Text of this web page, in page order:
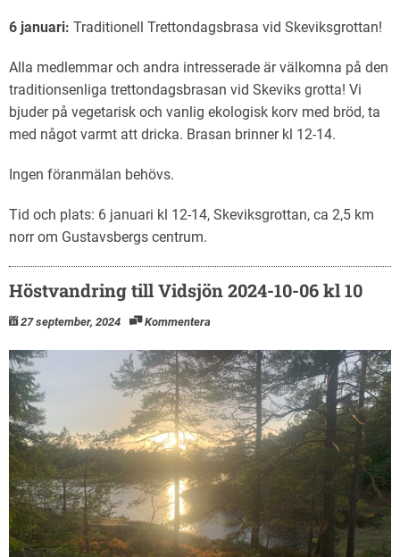
6 januari: Traditionell Trettondagsbrasa vid Skeviksgrottan!
Alla medlemmar och andra intresserade är välkomna på den
traditionsenliga trettondagsbrasan vid Skeviks grotta! Vi
bjuder på vegetarisk och vanlig ekologisk korv med bröd, ta
med något varmt att dricka. Brasan brinner kl 12-14.
Ingen föranmälan behövs.
Tid och plats: 6 januari kl 12-14, Skeviksgrottan, ca 2,5 km
norr om Gustavsbergs centrum.
Höstvandring till Vidsjön 2024-10-06 kl 10
27 september, 2024 Kommentera